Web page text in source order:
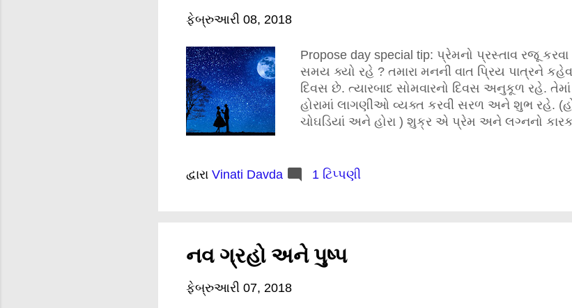
ફેબ્રુઆરી 08, 2018
Propose day special tip: પ્રેમનો પ્રસ્તાવ રજૂ
સમય ક્યો રહે ? તમારા મનની વાત પ્રિય પાત્રને
દિવસ છે. ત્યારબાદ સોમવારનો દિવસ અનુકૂળ રહે.
હોરામાં લાગણીઓ વ્યક્ત કરવી સરળ અને શુભ રહે.
ચોઘડિયાં અને હોરા ) શુક્ર એ પ્રેમ અને લગ્નનો
ઉપયુક્ત રહે. તમારી કુંડળીમાં પંચમસ્થાન , પંચમેશ કે
માટે નાજુક સ્ત્રીત્વ અને જળતત્વ ધરાવતા...
દ્વારા Vinati Davda 1 ટિપ્પણી
નવ ગ્રહો અને પુષ્પ
ફેબ્રુઆરી 07, 2018